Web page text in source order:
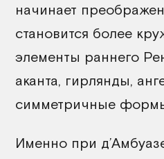
начинает
становится более
элементы раннего
аканта, гирлянды,
симметричные
Именно при